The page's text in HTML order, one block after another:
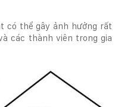
có thể gây ảnh hưởng rất
các thành viên trong gia